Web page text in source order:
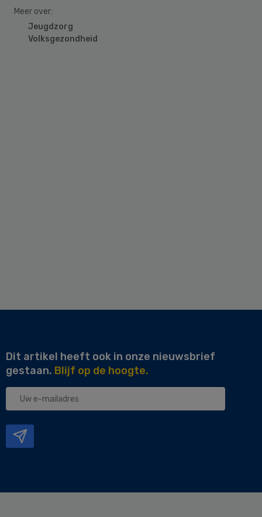
Meer over:
Jeugdzorg
Volksgezondheid
Dit artikel heeft ook in onze nieuwsbrief
gestaan. Blijf op de hoogte.
Uw